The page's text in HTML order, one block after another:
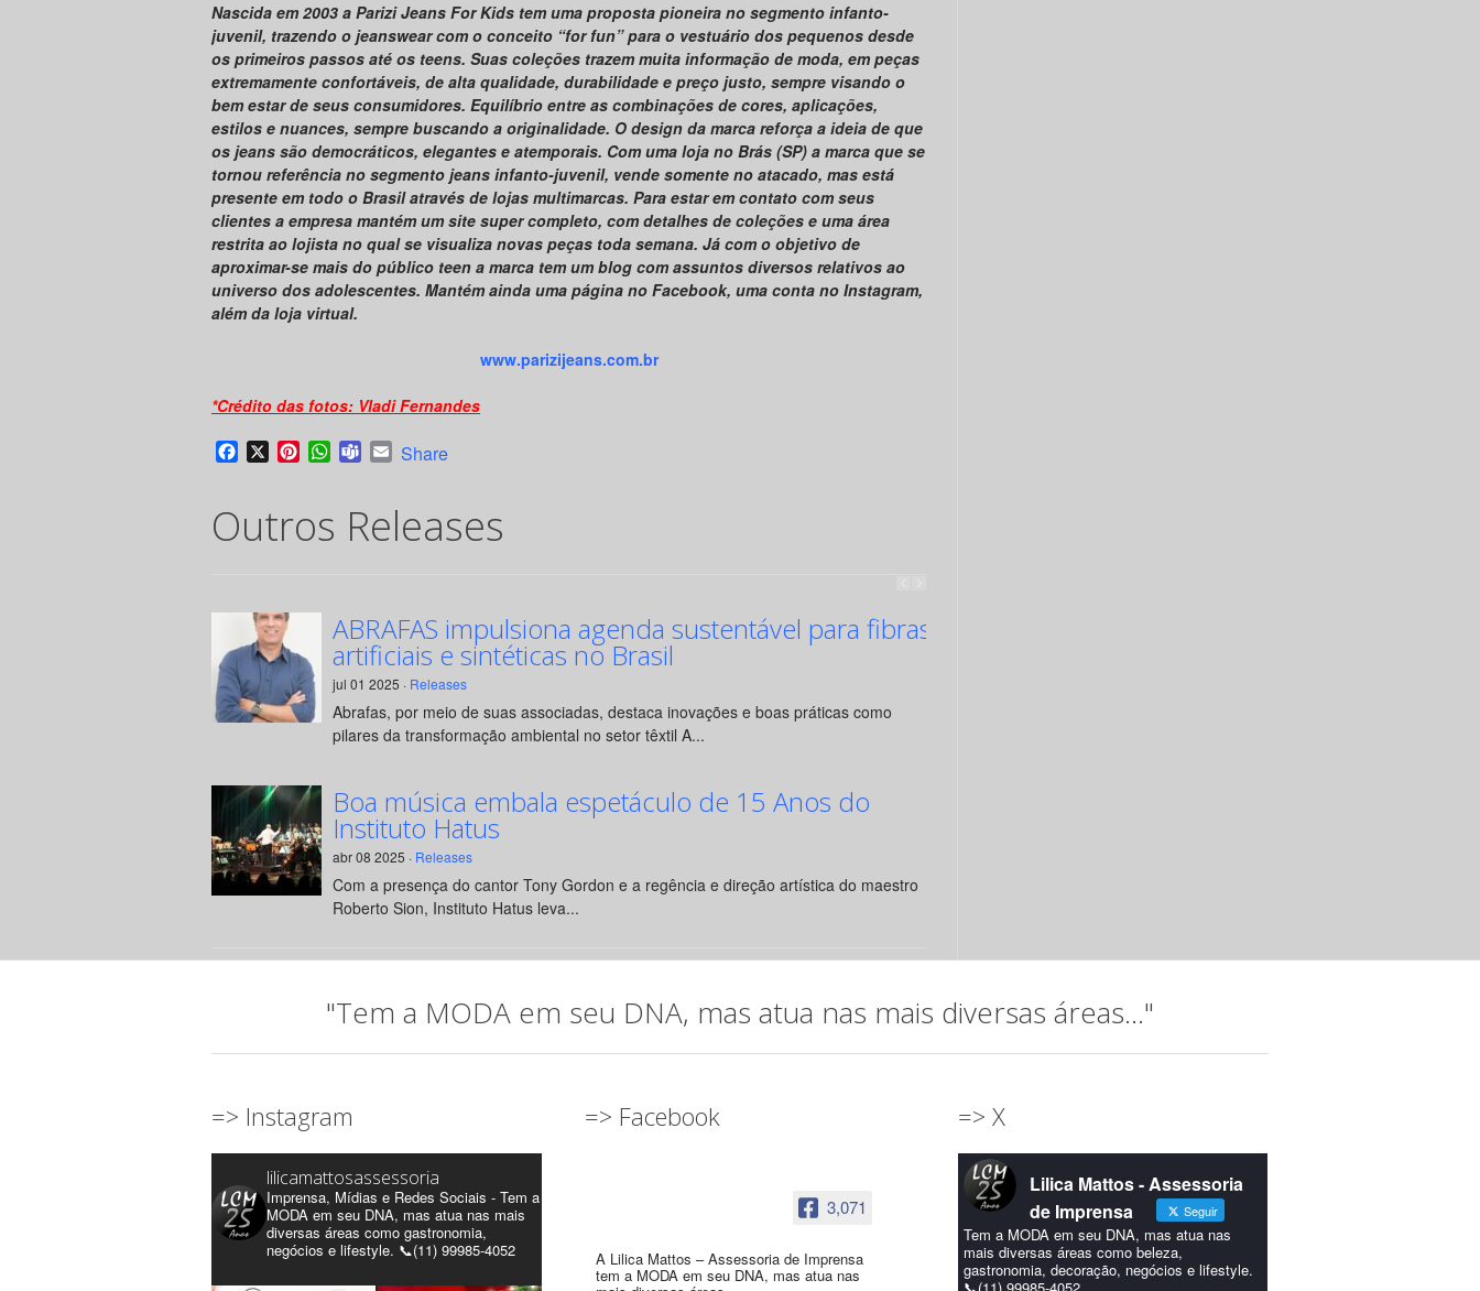
Nascida em 2003 a Parizi Jeans For Kids tem uma proposta pioneira no segmento infanto-
juvenil, trazendo o jeanswear com o conceito “for fun” para o vestuário dos pequenos desde
os primeiros passos até os teens. Suas coleções trazem muita informação de moda, em peças
extremamente confortáveis, de alta qualidade, durabilidade e preço justo, sempre visando o
bem estar de seus consumidores. Equilíbrio entre as combinações de cores, aplicações,
estilos e nuances, sempre buscando a originalidade. O design da marca reforça a ideia de que
os jeans são democráticos, elegantes e atemporais. Com uma loja no Brás (SP) a marca que se
tornou referência no segmento jeans infanto-juvenil, vende somente no atacado, mas está
presente em todo o Brasil através de lojas multimarcas. Para estar em contato com seus
clientes a empresa mantém um site super completo, com detalhes de coleções e uma área
restrita ao lojista no qual se visualiza novas peças toda semana. Já com o objetivo de
aproximar-se mais do público teen a marca tem um blog com assuntos diversos relativos ao
universo dos adolescentes. Mantém ainda uma página no Facebook, uma conta no Instagram,
além da loja virtual.
www.parizijeans.com.br
*Crédito das fotos: Vladi Fernandes
Facebook
X PinterestWhatsApp
TeamsEmail
Share
Outros Releases
ABRAFAS impulsiona agenda sustentável para fibras
artificiais e sintéticas no Brasil
jul 01 2025 · Releases
Abrafas, por meio de suas associadas, destaca inovações e boas práticas como
pilares da transformação ambiental no setor têxtil A...
Boa música embala espetáculo de 15 Anos do
Instituto Hatus
abr 08 2025 · Releases
Com a presença do cantor Tony Gordon e a regência e direção artística do maestro
Roberto Sion, Instituto Hatus leva...
"Tem a MODA em seu DNA, mas atua nas mais diversas áreas..."
=> Instagram
lilicamattosassessoria
Imprensa, Mídias e Redes Sociais - Tem a
MODA em seu DNA, mas atua nas mais
diversas áreas como gastronomia,
negócios e lifestyle. 📞(11) 99985-4052
=> Facebook
3,071
A Lilica Mattos – Assessoria de Imprensa
tem a MODA em seu DNA, mas atua nas
=> X
Lilica Mattos - Assessoria
de Imprensa
Seguir
Tem a MODA em seu DNA, mas atua nas
mais diversas áreas como beleza,
gastronomia, decoração, negócios e lifestyle.